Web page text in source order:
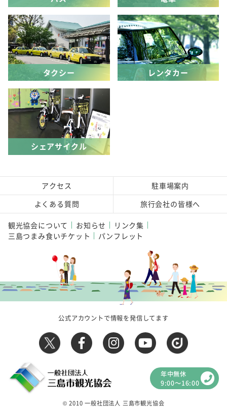
タクシー レンタカー
シェアサイクル
アクセス
駐車場案内
よくある質問
旅行会社の皆様へ
観光協会について お知らせ
リンク集
三島つまみ食いチケット
パンフレット
公式アカウントで情報を発信してます
年中無休
9:00～16:00
© 2010 一般社団法人 三島市観光協会